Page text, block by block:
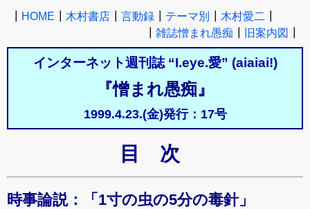
HOME 木村書店 言動録 テーマ別 木村愛二
雑誌憎まれ愚痴 旧案内図
インターネット週刊誌 “I.eye.愛” (aiaiai!)
『憎まれ愚痴』
1999.4.23.(金)発行：17号
目次
時事論説：「1寸の虫の5分の毒針」